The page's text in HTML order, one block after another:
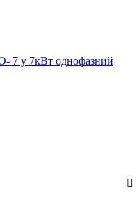
7 у 7кВт однофазний